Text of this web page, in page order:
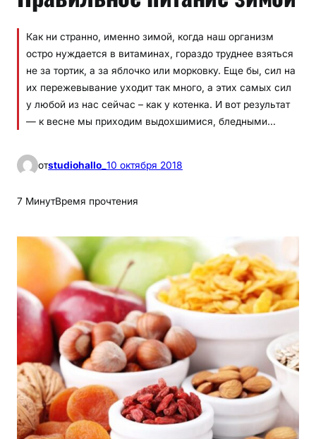
Как ни странно, именно зимой, когда наш организм
остро нуждается в витаминах, гораздо труднее взяться
не за тортик, а за яблочко или морковку. Еще бы, сил на
их пережевывание уходит так много, а этих самых сил
у любой из нас сейчас – как у котенка. И вот результат
— к весне мы приходим выдохшимися, бледными…
отstudiohallo_ 10 октября 2018
7 МинутВремя прочтения